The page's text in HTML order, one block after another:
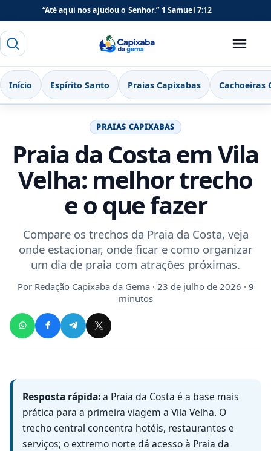
“Até aqui nos ajudou o Senhor.” 1 Samuel 7:12
Buscar Capixaba da Gema
Menu
Início Espírito Santo Praias Capixabas Cachoeiras
PRAIAS CAPIXABAS
Praia da Costa em Vila
Velha: melhor trecho
e o que fazer
Compare os trechos da Praia da Costa, veja
onde estacionar, onde ficar e como organizar
um dia de praia com atrações próximas.
Por Redação Capixaba da Gema· 23 de julho de 2026 · 9
minutos
Resposta rápida:a Praia da Costa é a base mais
prática para a primeira viagem a Vila Velha. O
trecho central concentra hotéis, restaurantes e
serviços; o extremo norte dá acesso à Praia da